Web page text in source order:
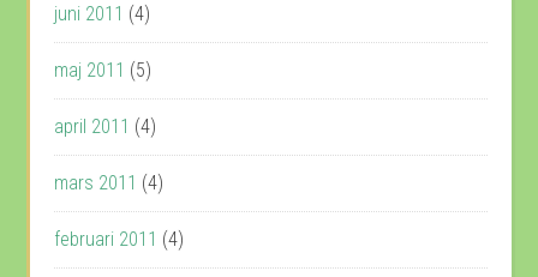
juni 2011 (4)
maj 2011 (5)
april 2011 (4)
mars 2011 (4)
februari 2011 (4)